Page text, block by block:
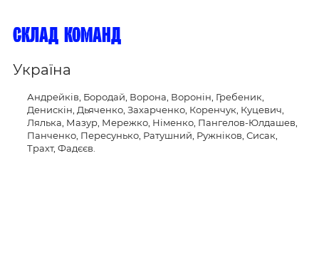
склад команд
Україна
Андрейків, Бородай, Ворона, Воронін, Гребеник,
Денискін, Дьяченко, Захарченко, Коренчук, Куцевич,
Лялька, Мазур, Мережко, Німенко, Пангелов-Юлдашев,
Панченко, Пересунько, Ратушний, Ружніков, Сисак,
Трахт, Фадєєв.